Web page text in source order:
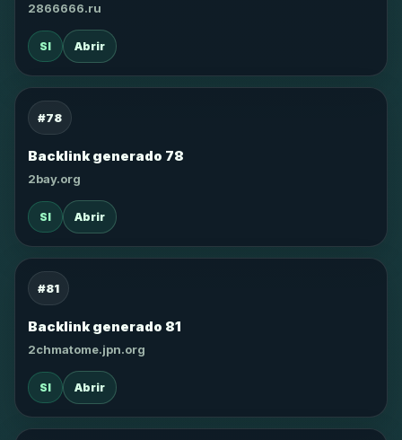
2866666.ru
SI Abrir
#78
Backlink generado 78
2bay.org
SI Abrir
#81
Backlink generado 81
2chmatome.jpn.org
SI Abrir